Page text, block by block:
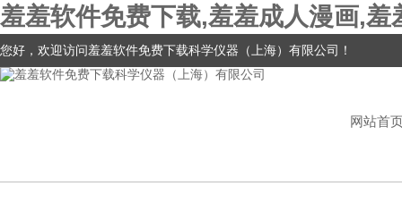
羞羞软件免费下载,羞羞成人漫画,
您好，欢迎访问羞羞软件免费下载科学仪器（上海）有限公司！
网站首